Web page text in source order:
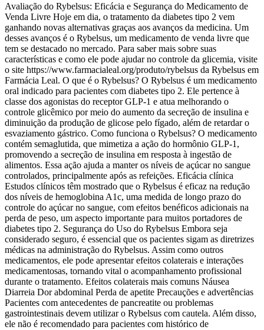
Avaliação do Rybelsus: Eficácia e Segurança do Medicamento de
Venda Livre Hoje em dia, o tratamento da diabetes tipo 2 vem
ganhando novas alternativas graças aos avanços da medicina. Um
desses avanços é o Rybelsus, um medicamento de venda livre que
tem se destacado no mercado. Para saber mais sobre suas
características e como ele pode ajudar no controle da glicemia, visite
o site https://www.farmacialeal.org/produto/rybelsus da Rybelsus em
Farmácia Leal. O que é o Rybelsus? O Rybelsus é um medicamento
oral indicado para pacientes com diabetes tipo 2. Ele pertence à
classe dos agonistas do receptor GLP-1 e atua melhorando o
controle glicêmico por meio do aumento da secreção de insulina e
diminuição da produção de glicose pelo fígado, além de retardar o
esvaziamento gástrico. Como funciona o Rybelsus? O medicamento
contém semaglutida, que mimetiza a ação do hormônio GLP-1,
promovendo a secreção de insulina em resposta à ingestão de
alimentos. Essa ação ajuda a manter os níveis de açúcar no sangue
controlados, principalmente após as refeições. Eficácia clínica
Estudos clínicos têm mostrado que o Rybelsus é eficaz na redução
dos níveis de hemoglobina A1c, uma medida de longo prazo do
controle do açúcar no sangue, com efeitos benéficos adicionais na
perda de peso, um aspecto importante para muitos portadores de
diabetes tipo 2. Segurança do Uso do Rybelsus Embora seja
considerado seguro, é essencial que os pacientes sigam as diretrizes
médicas na administração do Rybelsus. Assim como outros
medicamentos, ele pode apresentar efeitos colaterais e interações
medicamentosas, tornando vital o acompanhamento profissional
durante o tratamento. Efeitos colaterais mais comuns Náusea
Diarreia Dor abdominal Perda de apetite Precauções e advertências
Pacientes com antecedentes de pancreatite ou problemas
gastrointestinais devem utilizar o Rybelsus com cautela. Além disso,
ele não é recomendado para pacientes com histórico de